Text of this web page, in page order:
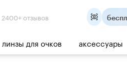
2400+ отзывов
линзы для очков аксессуары